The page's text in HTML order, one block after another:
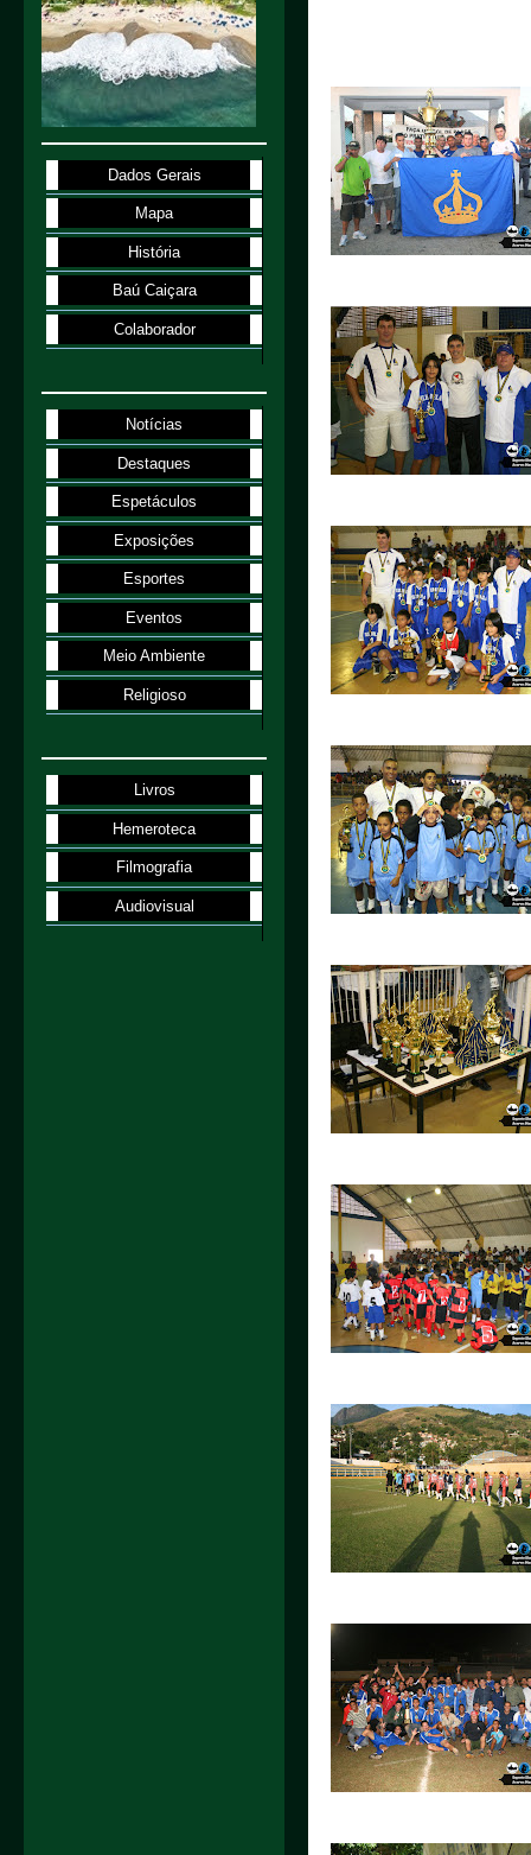
Dados Gerais
Mapa
História
Baú Caiçara
Colaborador
Notícias
Destaques
Espetáculos
Exposições
Esportes
Eventos
Meio Ambiente
Religioso
Livros
Hemeroteca
Filmografia
Audiovisual